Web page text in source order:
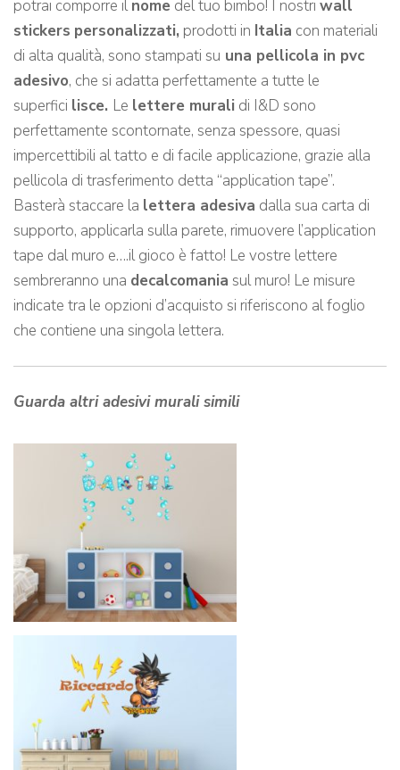
potrai comporre ilnome del tuo bimbo! I nostri wall
stickers personalizzati, prodotti in Italia con materiali
di alta qualità, sono stampati su una pellicola in pvc
adesivo, che si adatta perfettamente a tutte le
superfici lisce. Le lettere murali di I&D sono
perfettamente scontornate, senza spessore, quasi
impercettibili al tatto e di facile applicazione, grazie alla
pellicola di trasferimento detta “application tape”.
Basterà staccare la lettera adesiva dalla sua carta di
supporto, applicarla sulla parete, rimuovere l’application
tape dal muro e….il gioco è fatto! Le vostre lettere
sembreranno una decalcomania sul muro! Le misure
indicate tra le opzioni d’acquisto si riferiscono al foglio
che contiene una singola lettera.
Guarda altri adesivi murali simili